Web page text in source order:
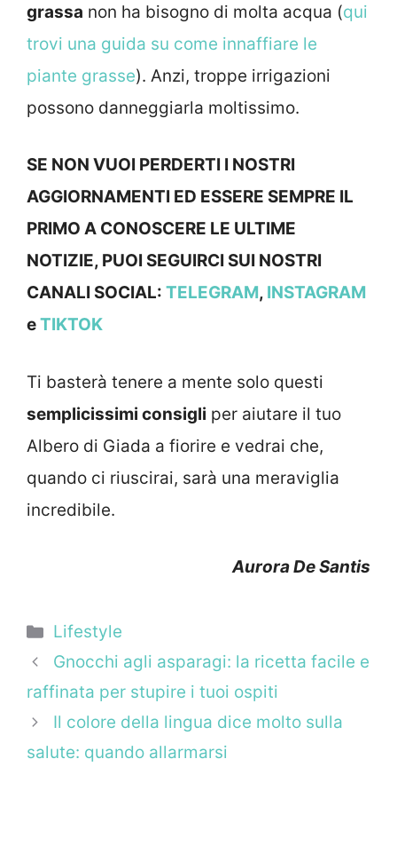
grassa non ha bisogno di molta acqua (qui
trovi una guida su come innaffiare le
piante grasse). Anzi, troppe irrigazioni
possono danneggiarla moltissimo.
SE NON VUOI PERDERTI I NOSTRI
AGGIORNAMENTI ED ESSERE SEMPRE IL
PRIMO A CONOSCERE LE ULTIME
NOTIZIE, PUOI SEGUIRCI SUI NOSTRI
CANALI SOCIAL: TELEGRAM, INSTAGRAM
eTIKTOK
Ti basterà tenere a mente solo questi
semplicissimi consigli per aiutare il tuo
Albero di Giada a fiorire e vedrai che,
quando ci riuscirai, sarà una meraviglia
incredibile.
Aurora De Santis
Categorie
Lifestyle
Gnocchi agli asparagi: la ricetta facile e
raffinata per stupire i tuoi ospiti
Il colore della lingua dice molto sulla
salute: quando allarmarsi